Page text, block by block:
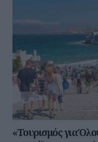
«Τουρισμός για